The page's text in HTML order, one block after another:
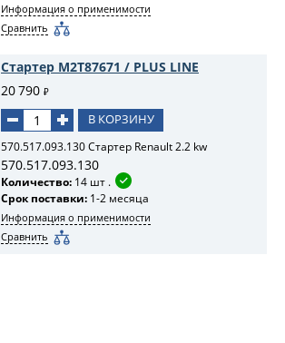
Информация о применимости
Сравнить
Стартер M2T87671 / PLUS LINE
20 790 ₽
В КОРЗИНУ
570.517.093.130 Стартер Renault 2.2 kw
570.517.093.130
Количество: 14 шт .
Срок поставки: 1-2 месяца
Информация о применимости
Сравнить